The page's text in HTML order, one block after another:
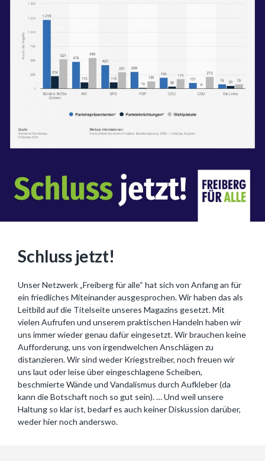
Schluss jetzt!
Unser Netzwerk „Freiberg für alle“ hat sich von Anfang an für
ein friedliches Miteinander ausgesprochen. Wir haben das als
Leitbild auf die Titelseite unseres Magazins gesetzt. Mit
vielen Aufrufen und unserem praktischen Handeln haben wir
uns immer wieder genau dafür eingesetzt. Wir brauchen keine
Aufforderung, uns von irgendwelchen Anschlägen zu
distanzieren. Wir sind weder Kriegstreiber, noch freuen wir
uns laut oder leise über eingeschlagene Scheiben,
beschmierte Wände und Vandalismus durch Aufkleber (da
kann die Botschaft noch so gut sein). … Und weil unsere
Haltung so klar ist, bedarf es auch keiner Diskussion darüber,
weder hier noch anderswo.